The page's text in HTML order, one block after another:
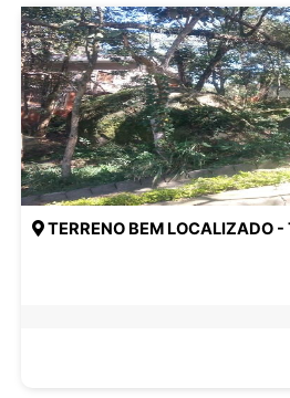
TERRENO BEM LOCALIZADO -